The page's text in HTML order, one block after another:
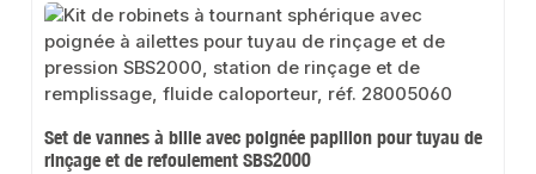
Set de vannes à bille avec poignée papillon pour tuyau de
rinçage et de refoulement SBS2000